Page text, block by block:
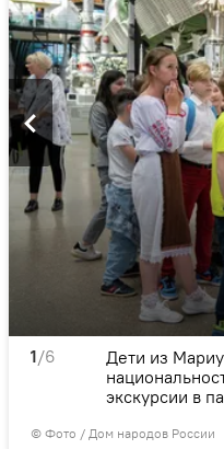
1/6
© Фото / Дом народов России
Дети из
экскурсии в